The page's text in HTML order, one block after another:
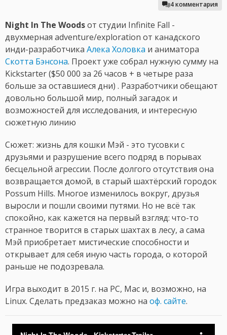
4 комментария
Night In The Woodsот студии Infinite Fall -
двухмерная adventure/exploration от канадского
инди-разработчика Алека Холовка и аниматора
Скотта Бэнсона. Проект уже собрал нужную сумму на
Kickstarter ($50 000 за 26 часов + в четыре раза
больше за оставшиеся дни) . Разработчики обещают
довольно большой мир, полный загадок и
возможностей для исследования, и интересную
сюжетную линию
Сюжет: жизнь для кошки Мэй - это тусовки с
друзьями и разрушение всего подряд в порывах
бесцельной агрессии. После долгого отсутствия она
возвращается домой, в старый шахтёрский городок
Possum Hills. Многое изменилось вокруг, друзья
выросли и пошли своими путями. Но не всё так
спокойно, как кажется на первый взгляд: что-то
странное творится в старых шахтах в лесу, а сама
Мэй приобретает мистические способности и
открывает для себя иную часть города, о которой
раньше не подозревала.
Игра выходит в 2015 г. на PC, Мac и, возможно, на
Linux. Сделать предзаказ можно на оф. сайте.